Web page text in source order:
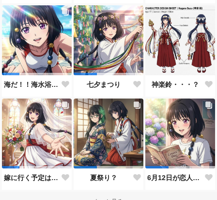
海だ！！海水浴だ！！ 七夕まつり 神楽鈴・・・？
嫁に行く予定は無いのだけれど！ 夏祭り？ 6月12日が恋人の日と言うので…